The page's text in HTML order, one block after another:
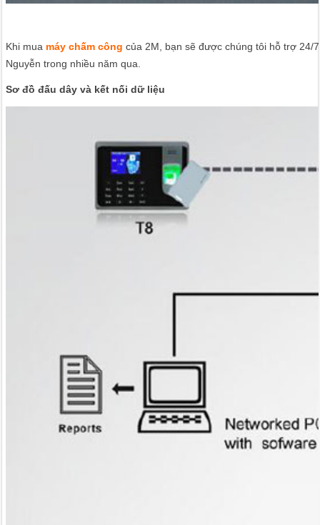
Khi mua máy chấm công của 2M, bạn sẽ được chúng tôi hỗ trợ 24/
Nguyễn trong nhiều năm qua.
Sơ đồ đấu dây và kết nối dữ liệu